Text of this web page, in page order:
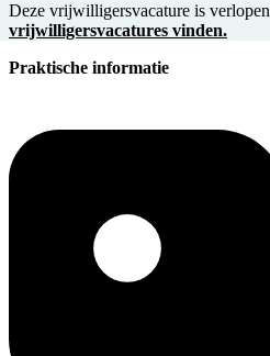
Deze vrijwilligersvacature is verlopen
vrijwilligersvacatures vinden.
Praktische informatie